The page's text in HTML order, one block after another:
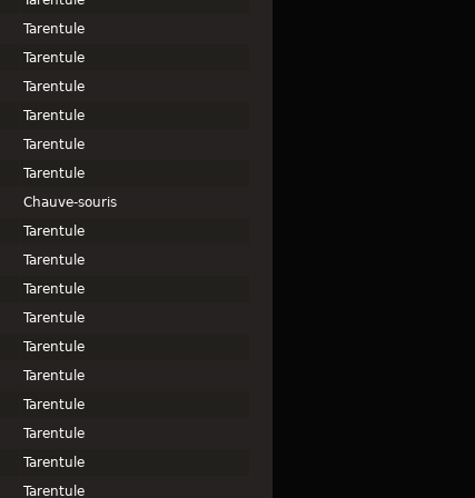
Tarentule
Tarentule
Tarentule
Tarentule
Tarentule
Tarentule
Chauve-souris
Tarentule
Tarentule
Tarentule
Tarentule
Tarentule
Tarentule
Tarentule
Tarentule
Tarentule
Tarentule